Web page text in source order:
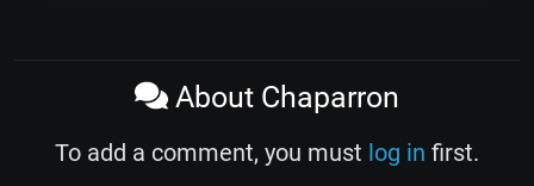
About Chaparron
To add a comment, you must log in first.